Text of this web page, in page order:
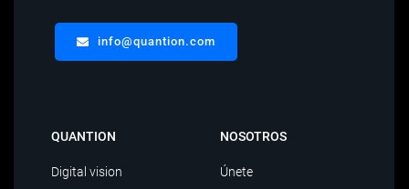
info@quantion.com
QUANTION
Digital vision
NOSOTROS
Únete